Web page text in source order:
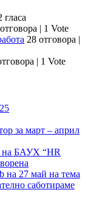
гласа
| 1 Vote
28 отговора |
| 1 Vote
за март – април
на БАУХ “HR
на 27 май на тема
саботираме